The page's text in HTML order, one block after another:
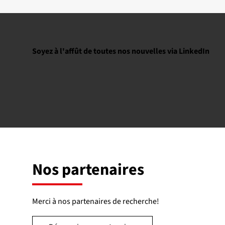
Nos partenaires
Merci à nos partenaires de recherche!
Soyez à l'affût de toutes nos nouvelles via LinkedIn